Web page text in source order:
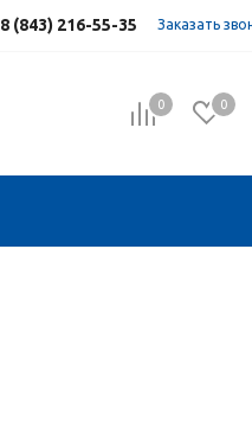
8 (843) 216-55-35 Заказать
0 0